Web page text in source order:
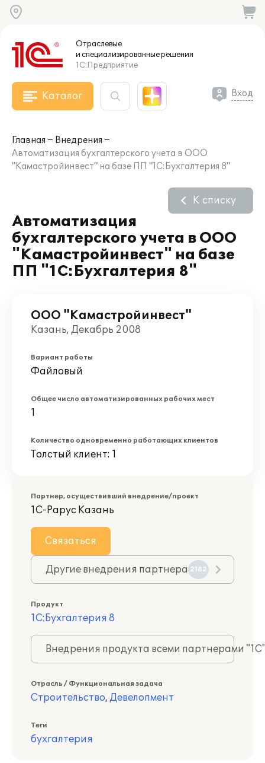
Отраслевые
и специализированныерешения
1С:Предприятие
Каталог Вход
Главная
Внедрения
Автоматизация бухгалтерского учета в ООО
"Камастройинвест" на базе ПП "1С:Бухгалтерия 8"
Автоматизация
бухгалтерского учета в ООО
"Камастройинвест" на базе
ПП "1С:Бухгалтерия 8"
К списку
ООО "Камастройинвест"
Казань, Декабрь 2008
Вариант работы
Файловый
Общее число автоматизированных рабочих мест
1
Количество одновременно работающих клиентов
Толстый клиент: 1
Партнер, осуществивший внедрение/проект
1С-Рарус Казань
Связаться
Другие внедрения партнера 2182
Продукт
1С:Бухгалтерия 8
Внедрения продукта всеми партнерами
Отрасль / Функциональная задача
Строительство, Девелопмент
Теги
бухгалтерия